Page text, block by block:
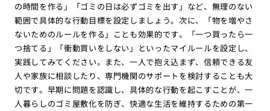
の時間を作る」「ゴミの日は必ずゴミを出す」など、無理のない
範囲で具体的な行動目標を設定しましょう。次に、「物を増やさ
ないためのルールを作る」ことも効果的です。「一つ買ったら一
つ捨てる」「衝動買いをしない」といったマイルールを設定し、
実践してみてください。また、一人で抱え込まず、信頼できる友
人や家族に相談したり、専門機関のサポートを検討することも大
切です。早期に問題を認識し、具体的な行動を起こすことが、一
人暮らしのゴミ屋敷化を防ぎ、快適な生活を維持するための第一